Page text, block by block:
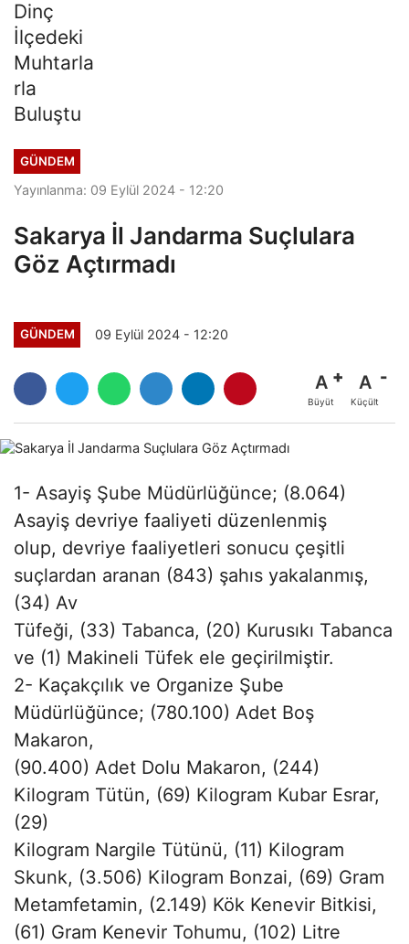
GÜNDEM
Yayınlanma: 09 Eylül 2024 - 12:20
Sakarya İl Jandarma Suçlulara
Göz Açtırmadı
GÜNDEM 09 Eylül 2024 - 12:20
A
Büyüt
A
Küçült
1- Asayiş Şube Müdürlüğünce; (8.064)
Asayiş devriye faaliyeti düzenlenmiş
olup, devriye faaliyetleri sonucu çeşitli
suçlardan aranan (843) şahıs yakalanmış,
(34) Av
Tüfeği, (33) Tabanca, (20) Kurusıkı Tabanca
ve (1) Makineli Tüfek ele geçirilmiştir.
2- Kaçakçılık ve Organize Şube
Müdürlüğünce; (780.100) Adet Boş
Makaron,
(90.400) Adet Dolu Makaron, (244)
Kilogram Tütün, (69) Kilogram Kubar Esrar,
(29)
Kilogram Nargile Tütünü, (11) Kilogram
Skunk, (3.506) Kilogram Bonzai, (69) Gram
Metamfetamin, (2.149) Kök Kenevir Bitkisi,
(61) Gram Kenevir Tohumu, (102) Litre